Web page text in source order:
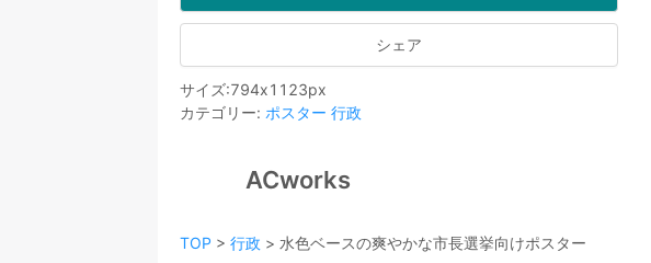
シェア
サイズ:794x1123px
カテゴリー: ポスター 行政
ACworks
TOP > 行政 > 水色ベースの爽やかな市長選挙向けポスター